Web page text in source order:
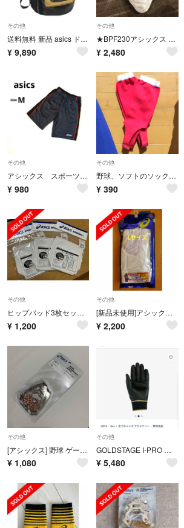
その他
送料無料 新品 asics ドラムバックパック ゴールドステージ
¥ 9,890
その他
★BPF230アシックス 高校野球対応 バッティングレガース 左右兼用★
¥ 2,480
その他
アシックス スポーツ ハーフパンツM グレー/ブラック 中国製
¥ 980
その他
野球、ソフトのソックス2枚セット
¥ 390
その他
ヒップパッド3枚セット 尻補修用パッド 野球
¥ 1,200
その他
[新品未使用]アシックスasics 野球 バッティング用手袋両手用 白 Lサイズ
¥ 2,200
その他
[アシックス] 野球 ゲーリック 取り替え用 3本歯 金具 釘式 日本製
¥ 1,080
その他
GOLDSTAGE I-PRO バッティング用手袋 アシックス s
¥ 5,480